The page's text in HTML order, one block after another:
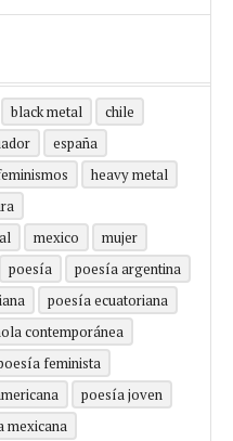
black metal
chile
españa
heavy metal
mexico
mujer
poesía
poesía argentina
poesía ecuatoriana
contemporánea
feminista
poesía joven
mexicana